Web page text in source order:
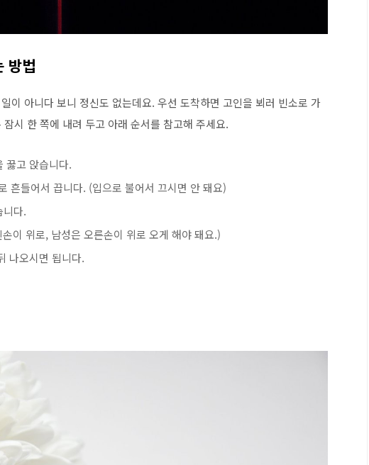
방법
이 아니다 보니 정신도 없는데요. 우선 도착하면 고인을 뵈러 빈소로 가
시 한 쪽에 내려 두고 아래 순서를 참고해 주세요.
꿇고 앉습니다.
흔들어서 끕니다. (입으로 불어서 끄시면 안 돼요)
니다.
이 위로, 남성은 오른손이 위로 오게 해야 돼요.)
나오시면 됩니다.